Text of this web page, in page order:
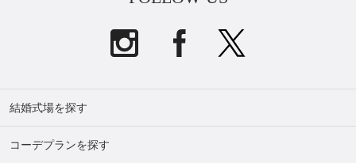
結婚式場を探す
コーデプランを探す